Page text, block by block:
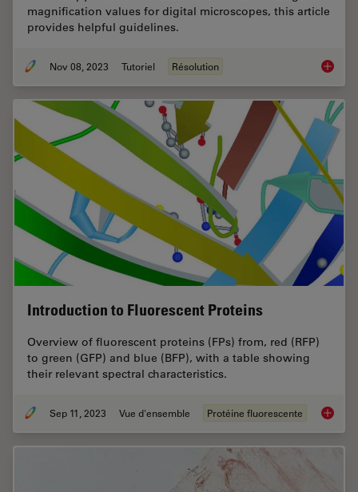
magnification values for digital microscopes, this article
provides helpful guidelines.
Nov 08, 2023 Tutoriel Résolution
Introduction to Fluorescent Proteins
Overview of fluorescent proteins (FPs) from, red (RFP)
to green (GFP) and blue (BFP), with a table showing
their relevant spectral characteristics.
Sep 11, 2023 Vue d'ensemble Protéine fluorescente